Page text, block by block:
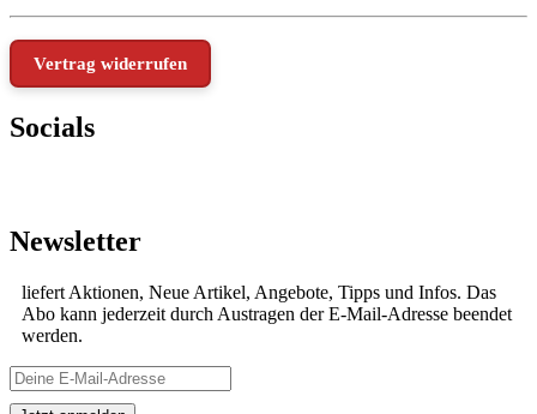
Vertrag widerrufen
Socials
Newsletter
liefert Aktionen, Neue Artikel, Angebote, Tipps und Infos. Das
Abo kann jederzeit durch Austragen der E-Mail-Adresse beendet
werden.